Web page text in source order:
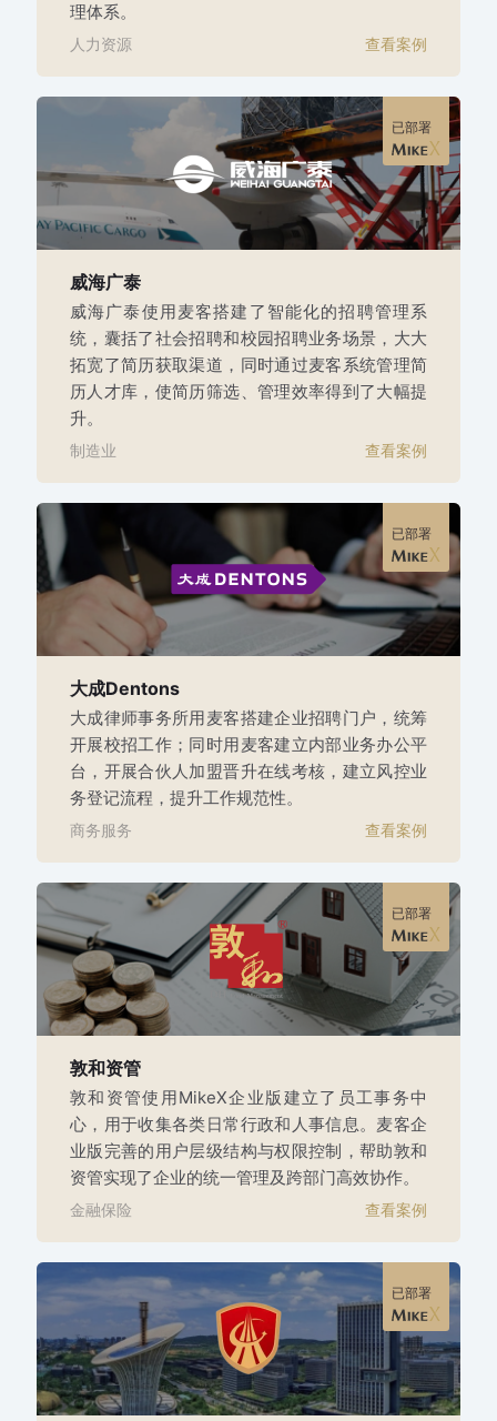
理体系。
人力资源 查看案例
已部署
威海广泰
威海广泰使用麦客搭建了智能化的招聘管理系
统，囊括了社会招聘和校园招聘业务场景，大大
拓宽了简历获取渠道，同时通过麦客系统管理简
历人才库，使简历筛选、管理效率得到了大幅提
升。
制造业 查看案例
已部署
大成Dentons
大成律师事务所用麦客搭建企业招聘门户，统筹
开展校招工作；同时用麦客建立内部业务办公平
台，开展合伙人加盟晋升在线考核，建立风控业
务登记流程，提升工作规范性。
商务服务 查看案例
已部署
敦和资管
敦和资管使用MikeX企业版建立了员工事务中
心，用于收集各类日常行政和人事信息。麦客企
业版完善的用户层级结构与权限控制，帮助敦和
资管实现了企业的统一管理及跨部门高效协作。
金融保险 查看案例
已部署